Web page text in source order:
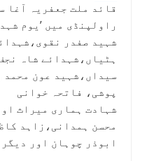
e
b
o
k
i
t
e
r
h
a
s
A
p
S
h
r
e
قائد ملت جعفریہ آغا
راولپنڈی میں ’یوم
شہید صفدر
ہٹیاں،شہدائے شاہ
سیداں،شہید عون محمد
پوشی، فاتحہ خوانی
شہادت ہماری میراث
محسن ہمدانی،زاہد
ابوذر چوہان اور